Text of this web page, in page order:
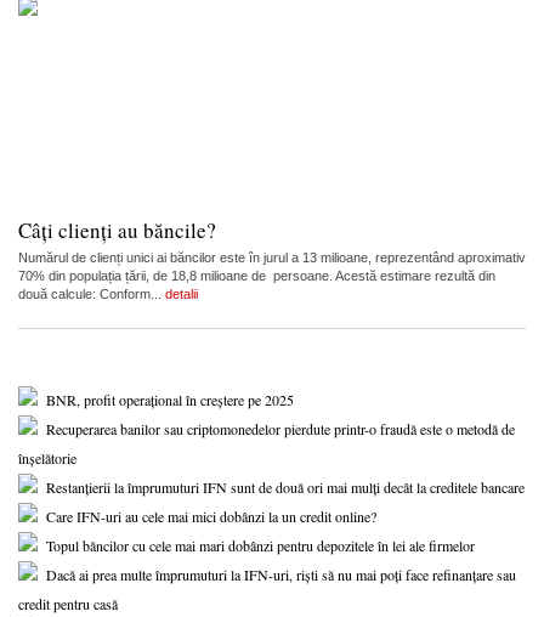
Câți clienți au băncile?
Numărul de clienți unici ai băncilor este în jurul a 13 milioane, reprezentând aproximativ
70% din populația țării, de 18,8 milioane de persoane. Acestă estimare rezultă din
două calcule: Conform... detalii
BNR, profit operațional în creștere pe 2025
Recuperarea banilor sau criptomonedelor pierdute printr-o fraudă este o metodă de
înșelătorie
Restanțierii la împrumuturi IFN sunt de două ori mai mulți decât la creditele bancare
Care IFN-uri au cele mai mici dobânzi la un credit online?
Topul băncilor cu cele mai mari dobânzi pentru depozitele în lei ale firmelor
Dacă ai prea multe împrumuturi la IFN-uri, riști să nu mai poți face refinanțare sau
credit pentru casă